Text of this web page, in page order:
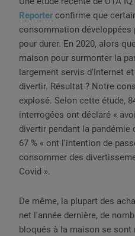
Reporterconfirme que
consommation développées
pour durer. En 2020, alors
maison pour surmonter la
largement servis d'Internet
divertir. Résultat ? Notre
explosé. Selon cette étude,
interrogées ont déclaré «
divertir pendant la pandémie
67 % « ont l'intention de
consommer des
Covid ».
De même, la plupart des
net l'année dernière, de
bloqués à la maison se sont